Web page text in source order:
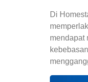
Di
mendapat